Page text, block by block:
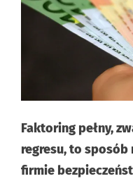
Faktoring pełny,
regresu, to
firmie